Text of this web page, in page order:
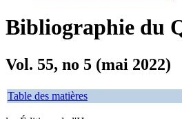
Bibliographie du
Vol. 55, no 5 (mai 2022)
Table des matières